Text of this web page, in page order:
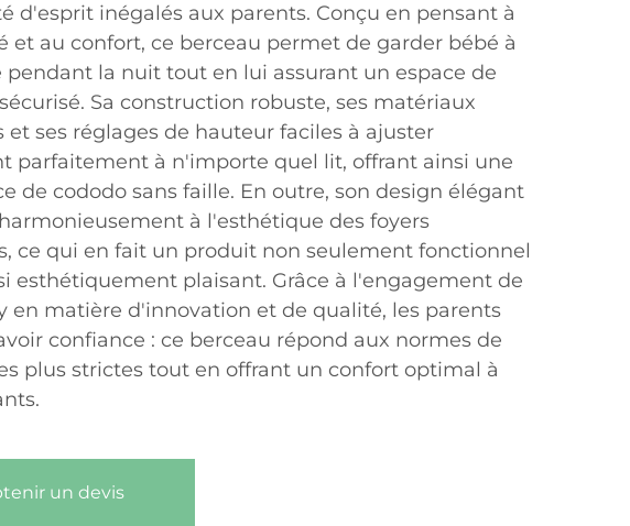
d'esprit inégalés aux parents. Conçu en pensant à
et au confort, ce berceau permet de garder bébé à
la nuit tout en lui assurant un espace de
Sa construction robuste, ses matériaux
et ses réglages de hauteur faciles à ajuster
parfaitement à n'importe quel lit, offrant ainsi une
de cododo sans faille. En outre, son design élégant
à l'esthétique des foyers
ce qui en fait un produit non seulement fonctionnel
esthétiquement plaisant. Grâce à l'engagement de
en matière d'innovation et de qualité, les parents
confiance : ce berceau répond aux normes de
plus strictes tout en offrant un confort optimal à
un devis